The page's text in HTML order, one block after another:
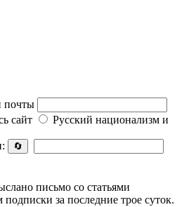
почты
сайт
Русский национализм и
🔄
письмо со статьями
за последние трое суток.